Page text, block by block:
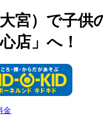
宮）で子供
店」へ！
金